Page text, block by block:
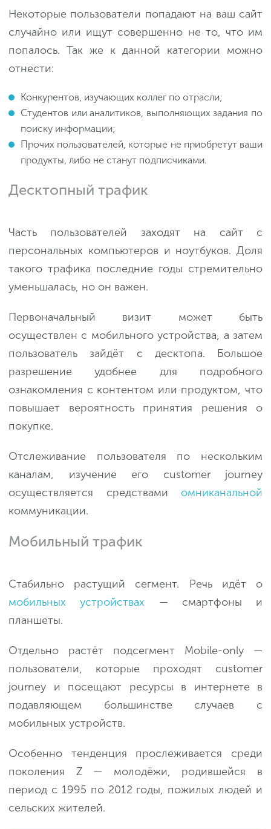
Некоторые пользователи попадают на ваш сайт
случайно или ищут совершенно не то, что им
попалось. Так же к данной категории можно
отнести:
Конкурентов, изучающих коллег по отрасли;
Студентов или аналитиков, выполняющих задания по
поиску информации;
Прочих пользователей, которые не приобретут ваши
продукты, либо не станут подписчиками.
Десктопный трафик
Часть пользователей заходят на сайт с
персональных компьютеров и ноутбуков. Доля
такого трафика последние годы стремительно
уменьшалась, но он важен.
Первоначальный визит может быть
осуществлен с мобильного устройства, а затем
пользователь зайдёт с десктопа. Большое
разрешение удобнее для подробного
ознакомления с контентом или продуктом, что
повышает вероятность принятия решения о
покупке.
Отслеживание пользователя по нескольким
каналам, изучение его customer journey
осуществляется средствами омниканальной
коммуникации.
Мобильный трафик
Стабильно растущий сегмент. Речь идёт о
мобильных устройствах — смартфоны и
планшеты.
Отдельно растёт подсегмент Mobile-only —
пользователи, которые проходят customer
journey и посещают ресурсы в интернете в
подавляющем большинстве случаев с
мобильных устройств.
Особенно тенденция прослеживается среди
поколения Z — молодёжи, родившейся в
период с 1995 по 2012 годы, пожилых людей и
сельских жителей.